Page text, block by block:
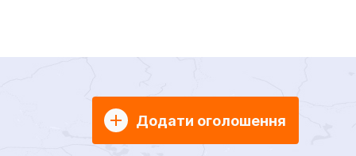
Додати оголошення